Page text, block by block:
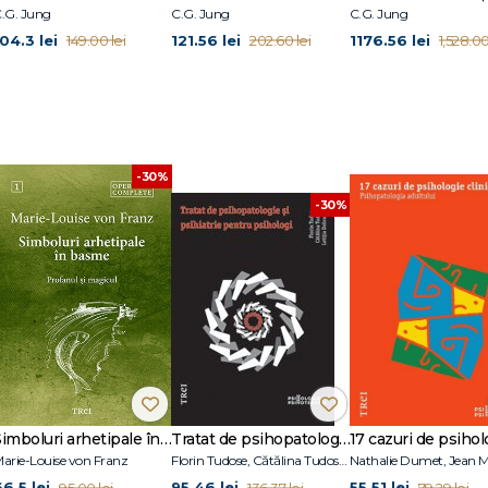
Jung
lei 149.00 lei
C.G. Jung
121.56 lei 202.60 lei
C.G. Jung
1176.56 lei
-30%
Simboluri arhetipale în basme
Louise von Franz
-30%
Tratat de psihopatologie şi psihiatrie pentru psihologi
Florin Tudose, Cătălina Tudose, Letiţia Dobranici